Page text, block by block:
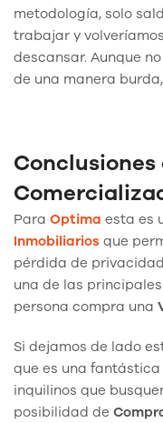
metodología, solo
trabajar y
descansar. Aunque
de una manera
Conclusiones
Para Optima esta es
Inmobiliarios que
pérdida de
una de las
persona compra una
Si dejamos de lado
que es una
inquilinos que
posibilidad de